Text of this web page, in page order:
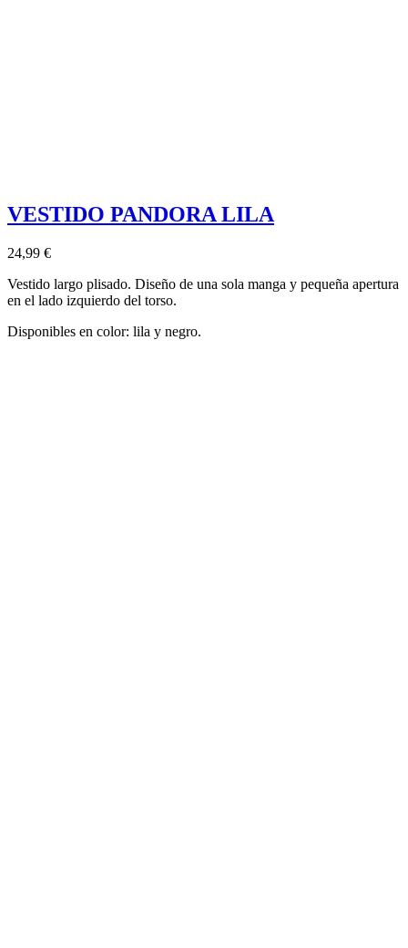
VESTIDO PANDORA LILA
24,99 €
Vestido largo plisado. Diseño de una sola manga y pequeña apertura
en el lado izquierdo del torso.
Disponibles en color: lila y negro.